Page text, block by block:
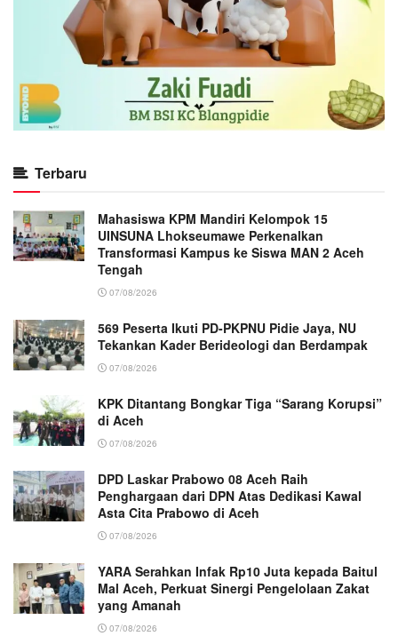
Terbaru
Mahasiswa KPM Mandiri Kelompok 15
UINSUNA Lhokseumawe Perkenalkan
Transformasi Kampus ke Siswa MAN 2 Aceh
Tengah
07/08/2026
569 Peserta Ikuti PD-PKPNU Pidie Jaya, NU
Tekankan Kader Berideologi dan Berdampak
07/08/2026
KPK Ditantang Bongkar Tiga “Sarang Korupsi”
di Aceh
07/08/2026
DPD Laskar Prabowo 08 Aceh Raih
Penghargaan dari DPN Atas Dedikasi Kawal
Asta Cita Prabowo di Aceh
07/08/2026
YARA Serahkan Infak Rp10 Juta kepada Baitul
Mal Aceh, Perkuat Sinergi Pengelolaan Zakat
yang Amanah ‎
07/08/2026